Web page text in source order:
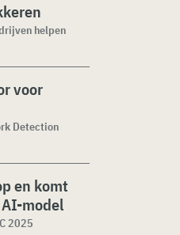
helpen
voor
Detection
en komt
model
2025